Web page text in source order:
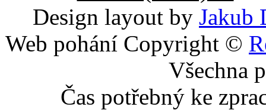
Design layout by Jakub
Web pohání Copyright ©
Všechna
Čas potřebný ke